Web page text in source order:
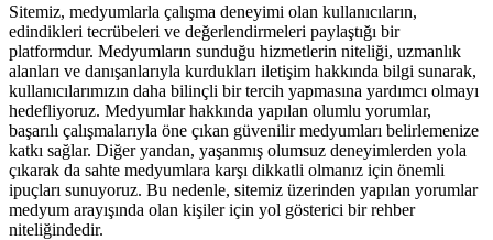
Sitemiz, medyumlarla çalışma deneyimi olan kullanıcıların,
edindikleri tecrübeleri ve değerlendirmeleri paylaştığı bir
platformdur. Medyumların sunduğu hizmetlerin niteliği, uzmanlık
alanları ve danışanlarıyla kurdukları iletişim hakkında bilgi sunarak,
kullanıcılarımızın daha bilinçli bir tercih yapmasına yardımcı olmayı
hedefliyoruz. Medyumlar hakkında yapılan olumlu yorumlar,
başarılı çalışmalarıyla öne çıkan güvenilir medyumları belirlemenize
katkı sağlar. Diğer yandan, yaşanmış olumsuz deneyimlerden yola
çıkarak da sahte medyumlara karşı dikkatli olmanız için önemli
ipuçları sunuyoruz. Bu nedenle, sitemiz üzerinden yapılan yorumlar
medyum arayışında olan kişiler için yol gösterici bir rehber
niteliğindedir.